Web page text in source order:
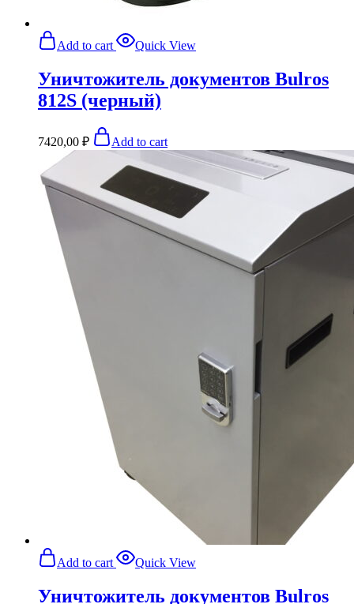
Add to cart Quick View
Уничтожитель документов Bulros
812S (черный)
7420,00 ₽ Add to cart
Add to cart Quick View
Уничтожитель документов Bulros